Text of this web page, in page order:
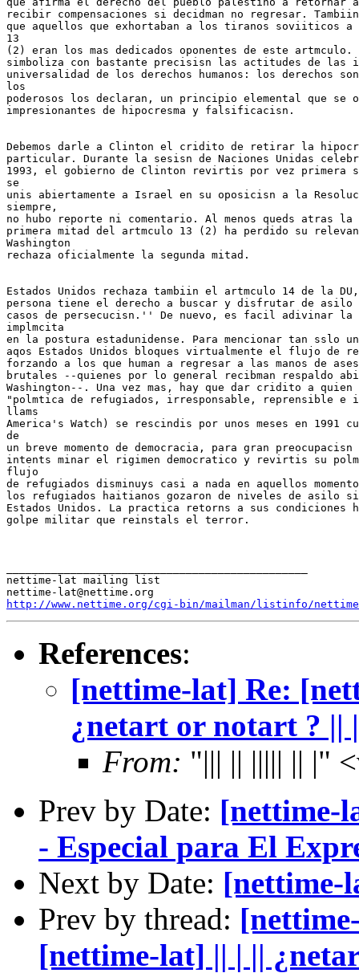
recibir compensaciones si decidman no regresar.
que aquellos que exhortaban a los tiranos soviiticos a
13
(2) eran los mas dedicados oponentes de este
simboliza con bastante precisisn las actitudes de
universalidad de los derechos humanos: los derechos
los
poderosos los declaran, un principio elemental que se
impresionantes de hipocresma y falsificacisn.
Debemos darle a Clinton el cridito de retirar la
particular. Durante la sesisn de Naciones Unidas
1993, el gobierno de Clinton revirtis por vez primera
se
unis abiertamente a Israel en su oposicisn a la
siempre,
no hubo reporte ni comentario. Al menos queds atras
primera mitad del artmculo 13 (2) ha perdido su
Washington
rechaza oficialmente la segunda mitad.
Estados Unidos rechaza tambiin el artmculo 14 de la
persona tiene el derecho a buscar y disfrutar de asilo
casos de persecucisn.'' De nuevo, es facil adivinar la
implmcita
en la postura estadunidense. Para mencionar tan sslo
aqos Estados Unidos bloques virtualmente el flujo de
forzando a los que human a regresar a las manos de
brutales --quienes por lo general recibman respaldo
Washington--. Una vez mas, hay que dar cridito a quien
"polmtica de refugiados, irresponsable, reprensible
llams
America's Watch) se rescindis por unos meses en 1991
de
un breve momento de democracia, para gran preocupacisn
intents minar el rigimen democratico y revirtis su
flujo
de refugiados disminuys casi a nada en aquellos
los refugiados haitianos gozaron de niveles de asilo
Estados Unidos. La practica retorns a sus condiciones
golpe militar que reinstals el terror.
nettime-lat mailing list
http://www.nettime.org/cgi-bin/mailman/listinfo/
References:
[nettime-lat] Re:
¿netart or notart ? ||
From: "||| || ||||| || |"
Prev by Date: [nettime-
- Especial para El
Next by Date: [nettime-
Prev by thread:
[nettime-lat] || | ||